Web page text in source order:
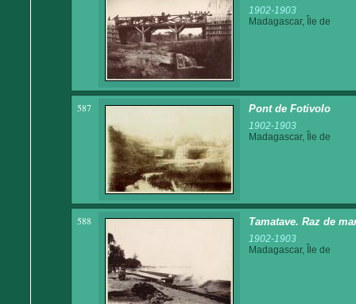
1902-1903
Madagascar, Île de
587 Pont de Fotivolo
1902-1903
Madagascar, Île de
588 Tamatave. Raz de
1902-1903
Madagascar, Île de